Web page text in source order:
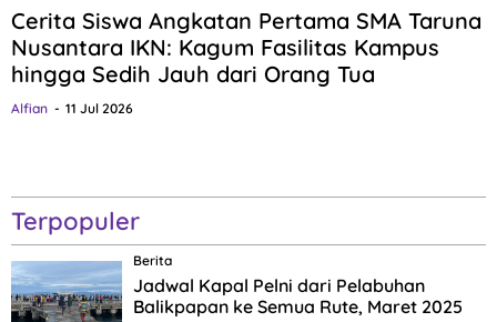
Cerita Siswa Angkatan Pertama SMA Taruna
Nusantara IKN: Kagum Fasilitas Kampus
hingga Sedih Jauh dari Orang Tua
Alfian 11 Jul 2026
Terpopuler
Berita
Jadwal Kapal Pelni dari Pelabuhan
Balikpapan ke Semua Rute, Maret 2025